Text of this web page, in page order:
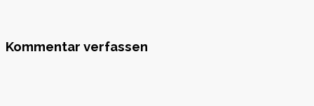
Kommentar verfassen